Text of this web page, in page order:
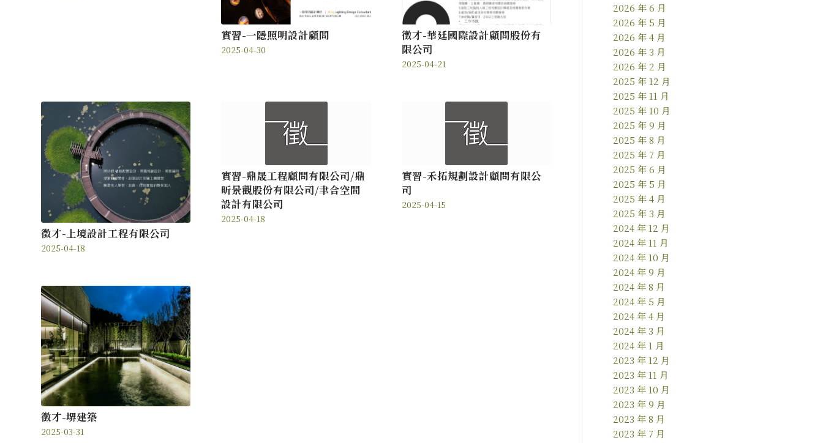
實習-一隱照明設計顧問
2025-04-30
徵才-華廷國際設計顧問股份有
限公司
2025-04-21
徵才-上境設計工程有限公司
2025-04-18
實習-鼎晟工程顧問有限公司/鼎
昕景觀股份有限公司/聿合空間
設計有限公司
2025-04-18
實習-禾拓規劃設計顧問有限公
司
2025-04-15
徵才-堺建築
2025-03-31
2026 年 6 月
2026 年 5 月
2026 年 4 月
2026 年 3 月
2026 年 2 月
2025 年 12 月
2025 年 11 月
2025 年 10 月
2025 年 9 月
2025 年 8 月
2025 年 7 月
2025 年 6 月
2025 年 5 月
2025 年 4 月
2025 年 3 月
2024 年 12 月
2024 年 11 月
2024 年 10 月
2024 年 9 月
2024 年 8 月
2024 年 5 月
2024 年 4 月
2024 年 3 月
2024 年 1 月
2023 年 12 月
2023 年 11 月
2023 年 10 月
2023 年 9 月
2023 年 8 月
2023 年 7 月